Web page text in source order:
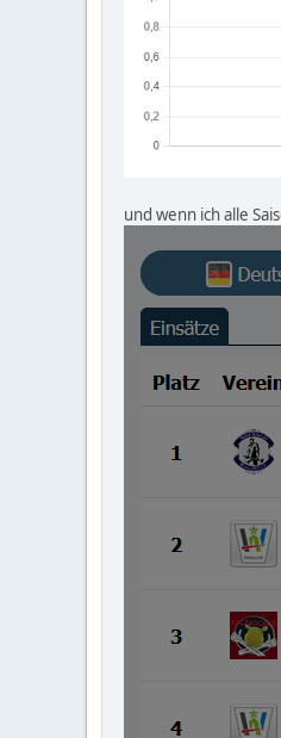
und wenn ich alle